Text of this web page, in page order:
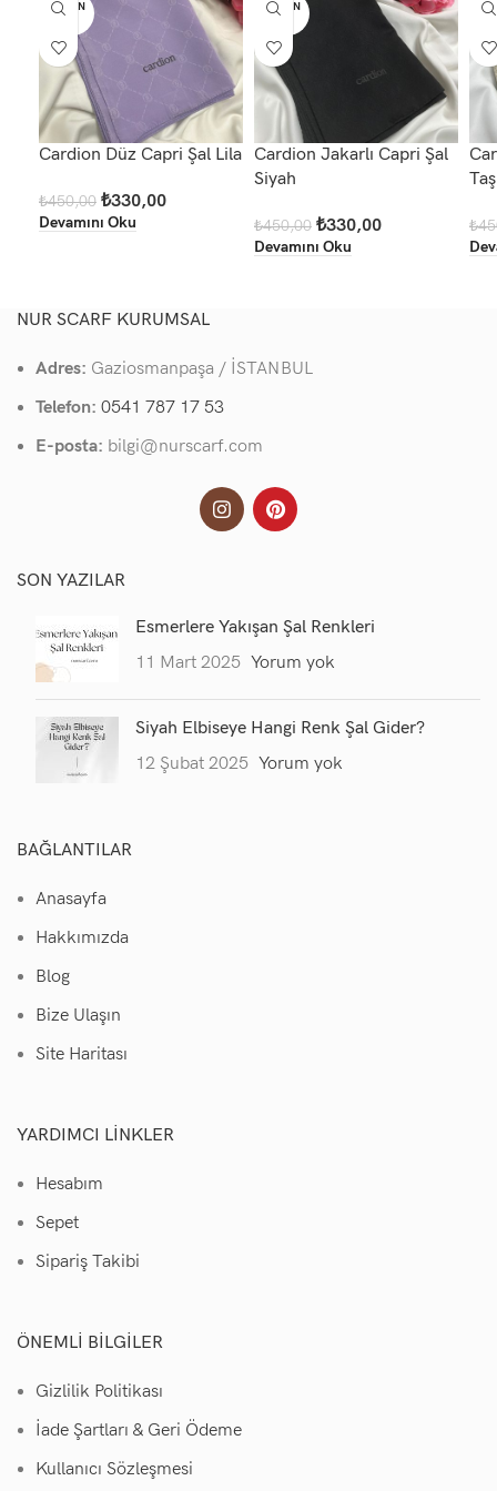
TÜKEN
Cardion Düz Capri Şal Lila
₺450,00 ₺330,00
Devamını Oku
TÜKEN
Cardion Jakarlı Capri Şal
Siyah
₺450,00 ₺330,00
Devamını Oku
Taş
₺
NUR SCARF KURUMSAL
Adres: Gaziosmanpaşa / İSTANBUL
Telefon: 0541 787 17 53
E-posta: bilgi@nurscarf.com
SON YAZILAR
Esmerlere Yakışan Şal Renkleri
11 Mart 2025 Yorum yok
Siyah Elbiseye Hangi Renk Şal Gider?
12 Şubat 2025 Yorum yok
BAĞLANTILAR
Anasayfa
Hakkımızda
Blog
Bize Ulaşın
Site Haritası
YARDIMCI LINKLER
Hesabım
Sepet
Sipariş Takibi
ÖNEMLI BILGILER
Gizlilik Politikası
İade Şartları & Geri Ödeme
Kullanıcı Sözleşmesi